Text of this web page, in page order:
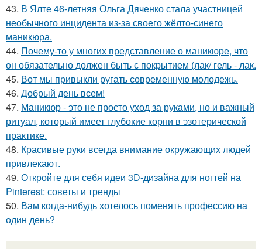
43. В Ялте 46-летняя Ольга Дяченко стала участницей
необычного инцидента из-за своего жёлто-синего
маникюра.
44. Почему-то у многих представление о маникюре, что
он обязательно должен быть с покрытием (лак/ гель - лак.
45. Вот мы привыкли ругать современную молодежь.
46. Добрый день всем!
47. Маникюр - это не просто уход за руками, но и важный
ритуал, который имеет глубокие корни в эзотерической
практике.
48. Красивые руки всегда внимание окружающих людей
привлекают.
49. Откройте для себя идеи 3D-дизайна для ногтей на
Pinterest: советы и тренды
50. Вам когда-нибудь хотелось поменять профессию на
один день?